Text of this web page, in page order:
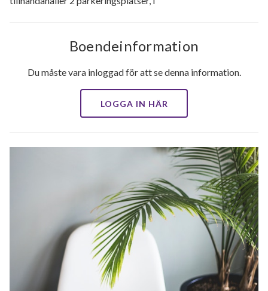
Boendeinformation
Du måste vara inloggad för att se denna information.
LOGGA IN HÄR